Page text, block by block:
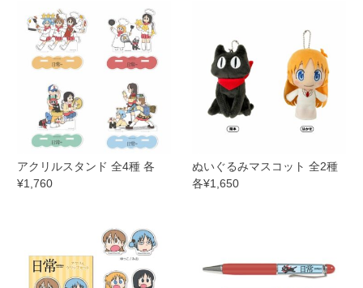
アクリルスタンド 全4種 各
¥1,760
ぬいぐるみマスコット 全2種
各¥1,650